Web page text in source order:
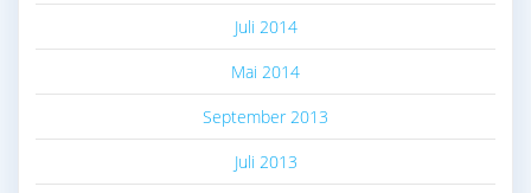
Juli 2014
Mai 2014
September 2013
Juli 2013